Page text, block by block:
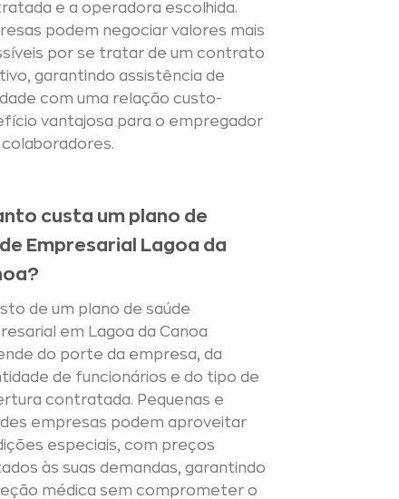
e a operadora escolhida.
podem negociar valores mais
por se tratar de um contrato
garantindo assistência de
com uma relação custo-
vantajosa para o empregador
colaboradores.
custa um plano de
Empresarial Lagoa da
de um plano de saúde
em Lagoa da Canoa
do porte da empresa, da
de funcionários e do tipo de
contratada. Pequenas e
empresas podem aproveitar
especiais, com preços
às suas demandas, garantindo
médica sem comprometer o